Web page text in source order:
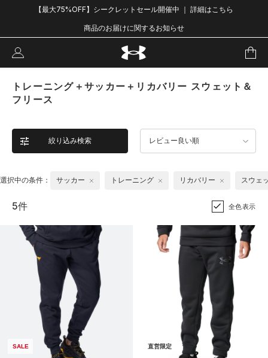
【最大75%OFF】シークレットセール開催中 ｜ 詳細はこちら
商品のお届けに関するお知らせ
トレーニング＋サッカー＋リカバリー スウェット＆
フリース
絞り込み検索 レビュー良い順
選択中の条件： サッカー トレーニング リカバリー スウェ
5件 全色表示
SALE 直営限定